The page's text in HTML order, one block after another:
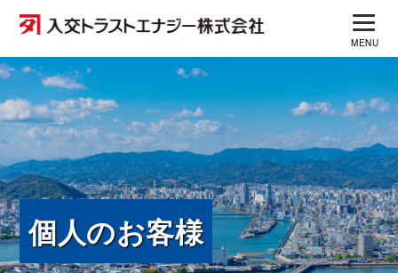
個人のお客様
MENU
トップ
法人のお客様
- 燃料事業
- 航空機給油
- ガス
- 潤滑油